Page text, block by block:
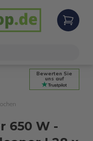
100%
Bewerten Sie
uns auf
650 W -